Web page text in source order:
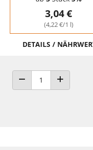
3,04 €
(4,22 €/1 l)
DETAILS /
ANZAHL VERRINGERN
ANZAHL